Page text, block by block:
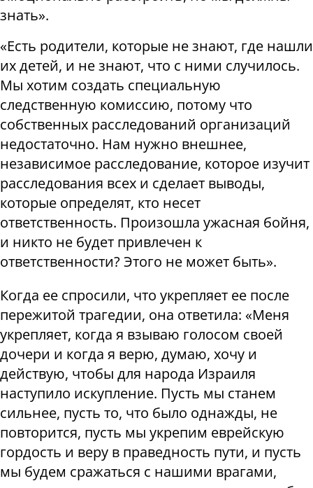
знать».
«Есть родители, которые не знают, где нашли
их детей, и не знают, что с ними случилось.
Мы хотим создать специальную
следственную комиссию, потому что
собственных расследований организаций
недостаточно. Нам нужно внешнее,
независимое расследование, которое изучит
расследования всех и сделает выводы,
которые определят, кто несет
ответственность. Произошла ужасная бойня,
и никто не будет привлечен к
ответственности? Этого не может быть».
Когда ее спросили, что укрепляет ее после
пережитой трагедии, она ответила: «Меня
укрепляет, когда я взываю голосом своей
дочери и когда я верю, думаю, хочу и
действую, чтобы для народа Израиля
наступило искупление. Пусть мы станем
сильнее, пусть то, что было однажды, не
повторится, пусть мы укрепим еврейскую
гордость и веру в праведность пути, и пусть
мы будем сражаться с нашими врагами,